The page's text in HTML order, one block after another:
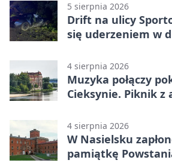
5 sierpnia 2026
Drift na ulicy
się uderzeniem w
4 sierpnia 2026
Muzyka połączy
Cieksynie. Piknik z
4 sierpnia 2026
W Nasielsku
pamiątkę